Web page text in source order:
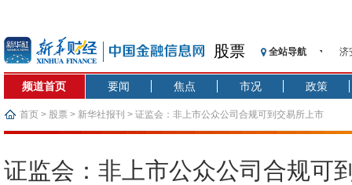
股票 全站导航
济
【
济
在
频道首页 要闻 焦点 市况 政策
首页 > 股票 > 新华社报刊 > 证监会：非上市公众公司合规可到交易所上市
证监会：非上市公众公司合规可